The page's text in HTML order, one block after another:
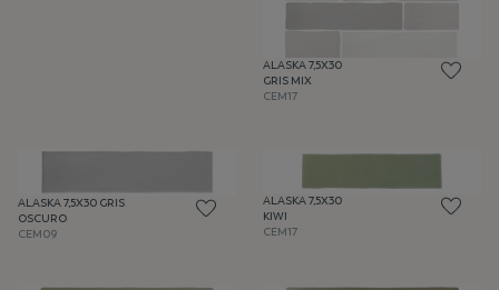
ALASKA 7,5X30
GRIS MIX
CEM17
ALASKA 7,5X30 GRIS
OSCURO
CEM09
ALASKA 7,5X30
KIWI
CEM17